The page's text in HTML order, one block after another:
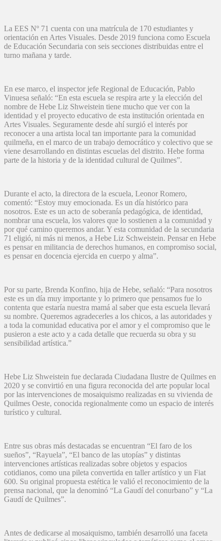
La EES Nº 71 cuenta con una matrícula de 170 estudiantes y
orientación en Artes Visuales. Desde 2019 funciona como Escuela
de Educación Secundaria con seis secciones distribuidas entre el
turno mañana y tarde.
En ese marco, el inspector jefe Regional de Educación, Pablo
Vinuesa señaló: “En esta escuela se respira arte y la elección del
nombre de Hebe Liz Shweistein tiene mucho que ver con la
identidad y el proyecto educativo de esta institución orientada en
Artes Visuales. Seguramente desde ahí surgió el interés por
reconocer a una artista local tan importante para la comunidad
quilmeña, en el marco de un trabajo democrático y colectivo que se
viene desarrollando en distintas escuelas del distrito. Hebe forma
parte de la historia y de la identidad cultural de Quilmes”.
Durante el acto, la directora de la escuela, Leonor Romero,
comentó: “Estoy muy emocionada. Es un día histórico para
nosotros. Este es un acto de soberanía pedagógica, de identidad,
nombrar una escuela, los valores que lo sostienen a la comunidad y
por qué camino queremos andar. Y esta comunidad de la secundaria
71 eligió, ni más ni menos, a Hebe Liz Schweistein. Pensar en Hebe
es pensar en militancia de derechos humanos, en compromiso social,
es pensar en docencia ejercida en cuerpo y alma”.
Por su parte, Brenda Konfino, hija de Hebe, señaló: “Para nosotros
este es un día muy importante y lo primero que pensamos fue lo
contenta que estaría nuestra mamá al saber que esta escuela llevará
su nombre. Queremos agradecerles a los chicos, a las autoridades y
a toda la comunidad educativa por el amor y el compromiso que le
pusieron a este acto y a cada detalle que recuerda su obra y su
sensibilidad artística.”
Hebe Liz Shweistein fue declarada Ciudadana Ilustre de Quilmes en
2020 y se convirtió en una figura reconocida del arte popular local
por las intervenciones de mosaiquismo realizadas en su vivienda de
Quilmes Oeste, conocida regionalmente como un espacio de interés
turístico y cultural.
Entre sus obras más destacadas se encuentran “El faro de los
sueños”, “Rayuela”, “El banco de las utopías” y distintas
intervenciones artísticas realizadas sobre objetos y espacios
cotidianos, como una pileta convertida en taller artístico y un Fiat
600. Su original propuesta estética le valió el reconocimiento de la
prensa nacional, que la denominó “La Gaudí del conurbano” y “La
Gaudí de Quilmes”.
Antes de dedicarse al mosaiquismo, también desarrolló una faceta